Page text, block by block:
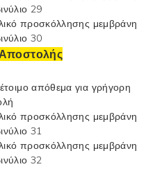
απόθεμα για γρήγορη